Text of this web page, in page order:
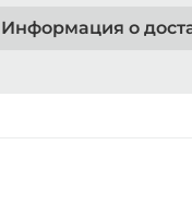
Информация о